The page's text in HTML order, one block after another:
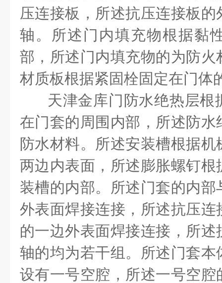
压连接板，所述抗压连接板
轴。所述门内填充物根据黏
部，所述门内填充物的为防
材质板根据紧固栓固定在门体
天津金库门防水绝热层根
在门套的周围内部，所述防
防水材料。所述安装槽根据
两边内表面，所述膨胀螺钉
装槽的内部。所述门套的内
外表面焊接连接，所述抗压
的一边外表面焊接连接，所
轴的均为若干组。所述门套
设有一号空腔，所述一号空